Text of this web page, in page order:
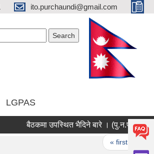
ito.purchaundi@gmail.com
LGPAS
बैठकमा उपस्थित भैदिने
« first ‹